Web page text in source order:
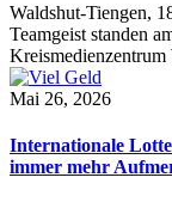
Waldshut-Tiengen,
Teamgeist standen
Mai 26, 2026
Internationale
immer mehr